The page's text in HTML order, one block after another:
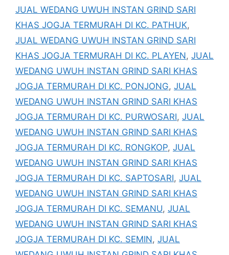
JUAL WEDANG UWUH INSTAN GRIND SARI
KHAS JOGJA TERMURAH DI KC. PATHUK,
JUAL WEDANG UWUH INSTAN GRIND SARI
KHAS JOGJA TERMURAH DI KC. PLAYEN, JUAL
WEDANG UWUH INSTAN GRIND SARI KHAS
JOGJA TERMURAH DI KC. PONJONG, JUAL
WEDANG UWUH INSTAN GRIND SARI KHAS
JOGJA TERMURAH DI KC. PURWOSARI, JUAL
WEDANG UWUH INSTAN GRIND SARI KHAS
JOGJA TERMURAH DI KC. RONGKOP, JUAL
WEDANG UWUH INSTAN GRIND SARI KHAS
JOGJA TERMURAH DI KC. SAPTOSARI, JUAL
WEDANG UWUH INSTAN GRIND SARI KHAS
JOGJA TERMURAH DI KC. SEMANU, JUAL
WEDANG UWUH INSTAN GRIND SARI KHAS
JOGJA TERMURAH DI KC. SEMIN, JUAL